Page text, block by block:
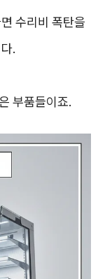
수리비 폭탄을
.
부품들이죠.